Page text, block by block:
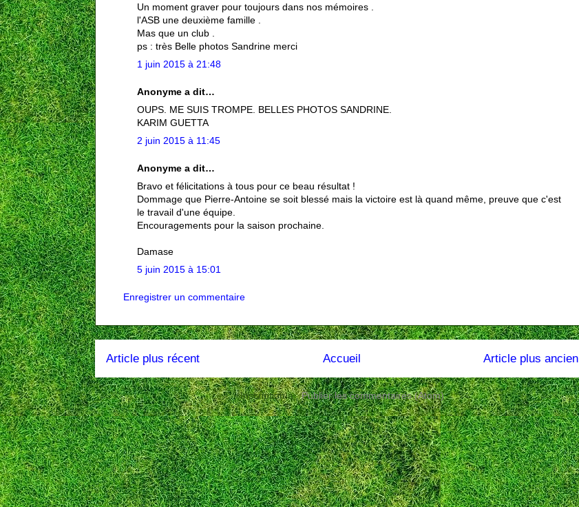
Un moment graver pour toujours dans nos mémoires .
l'ASB une deuxième famille .
Mas que un club .
ps : très Belle photos Sandrine merci
1 juin 2015 à 21:48
Anonyme a dit…
OUPS. ME SUIS TROMPE. BELLES PHOTOS SANDRINE.
KARIM GUETTA
2 juin 2015 à 11:45
Anonyme a dit…
Bravo et félicitations à tous pour ce beau résultat !
Dommage que Pierre-Antoine se soit blessé mais la victoire est là quand même, preuve que c'est
le travail d'une équipe.
Encouragements pour la saison prochaine.
Damase
5 juin 2015 à 15:01
Enregistrer un commentaire
Article plus récent Article plus ancien
Accueil
Inscription à :Publier les commentaires (Atom)